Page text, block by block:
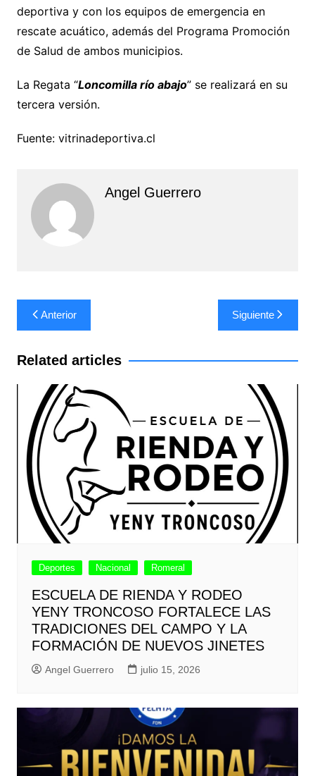
deportiva y con los equipos de emergencia en
rescate acuático, además del Programa Promoción
de Salud de ambos municipios.
La Regata “Loncomilla río abajo” se realizará en su
tercera versión.
Fuente: vitrinadeportiva.cl
Angel Guerrero
Navegación
de
entradas
Anterior Siguiente
Related articles
Deportes Nacional Romeral
ESCUELA DE RIENDA Y RODEO
YENY TRONCOSO FORTALECE LAS
TRADICIONES DEL CAMPO Y LA
FORMACIÓN DE NUEVOS JINETES
Angel Guerrero julio 15, 2026